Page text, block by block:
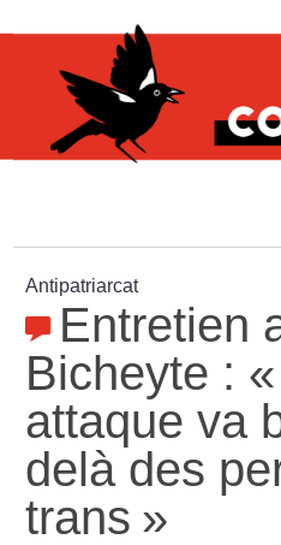
Antipatriarcat
Entretien
Bicheyte : «
attaque va
delà des
trans »